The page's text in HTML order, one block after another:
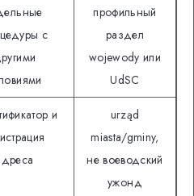
с
профильный
раздел
wojewody или
UdSC
и
urząd
miasta/gminy,
не воеводский
ужонд